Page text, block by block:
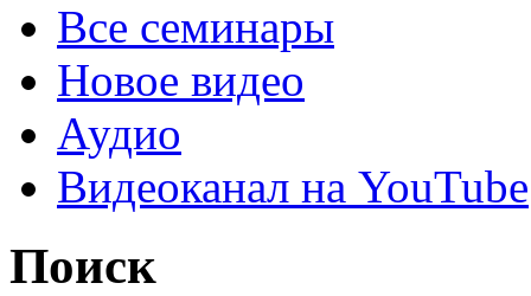
Все семинары
Новое видео
Аудио
Видеоканал на YouTube
Поиск